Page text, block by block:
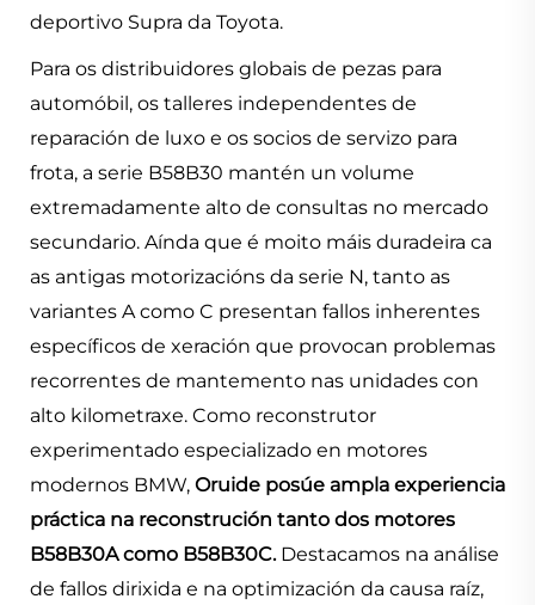
deportivo Supra da Toyota.
Para os distribuidores globais de pezas para
automóbil, os talleres independentes de
reparación de luxo e os socios de servizo para
frota, a serie B58B30 mantén un volume
extremadamente alto de consultas no mercado
secundario. Aínda que é moito máis duradeira ca
as antigas motorizacións da serie N, tanto as
variantes A como C presentan fallos inherentes
específicos de xeración que provocan problemas
recorrentes de mantemento nas unidades con
alto kilometraxe. Como reconstrutor
experimentado especializado en motores
modernos BMW, Oruide posúe ampla experiencia
práctica na reconstrución tanto dos motores
B58B30A como B58B30C. Destacamos na análise
de fallos dirixida e na optimización da causa raíz,